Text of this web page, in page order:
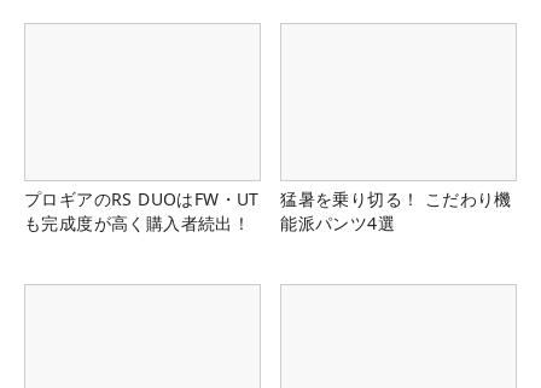
プロギアのRS DUOはFW・UT
も完成度が高く購入者続出！
猛暑を乗り切る！ こだわり機
能派パンツ4選